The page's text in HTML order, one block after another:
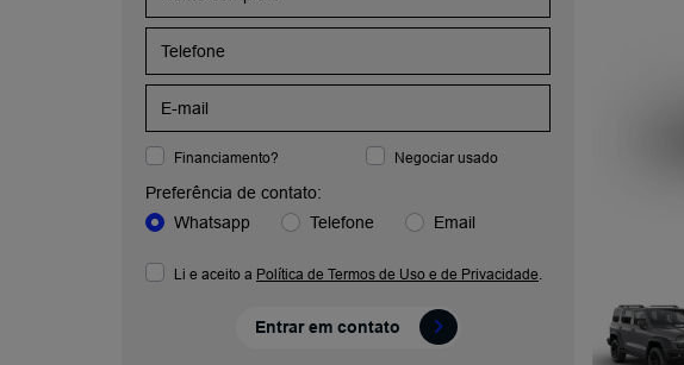
Financiamento? Negociar usado
Preferência de contato:
Whatsapp
Telefone Email
Li e aceito a Política de Termos de Uso e de Privacidade
Entrar em contato